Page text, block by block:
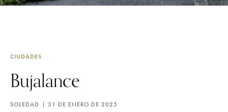
CIUDADES
Bujalance
SOLEDAD 31 DE ENERO DE 2025